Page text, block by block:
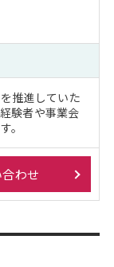
推進していた
験者や事業会
。
わせ